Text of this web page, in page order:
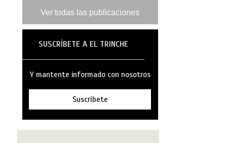
Ver todas las publicaciones
SUSCRÍBETE A EL TRINCHE
Y mantente informado con nosotros
Suscríbete